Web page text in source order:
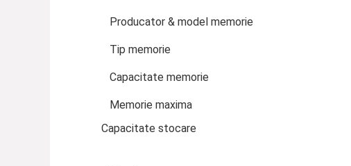
Producator & model memorie
Tip memorie
Capacitate memorie
Memorie maxima
Capacitate stocare